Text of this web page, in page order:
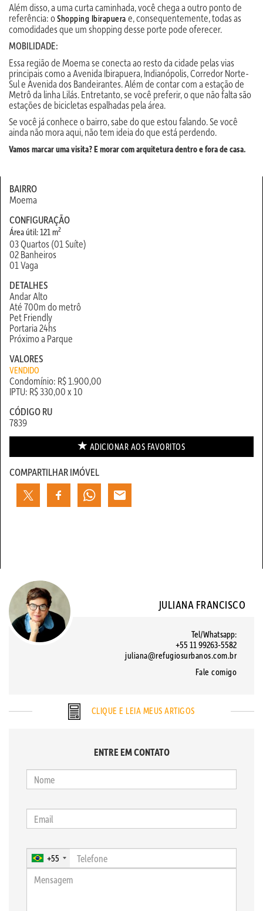
Além disso, a uma curta caminhada, você chega a outro ponto de
referência: oShopping Ibirapuera e, consequentemente, todas as
comodidades que um shopping desse porte pode oferecer.
MOBILIDADE:
Essa região de Moema se conecta ao resto da cidade pelas vias
principais como a Avenida Ibirapuera, Indianópolis, Corredor Norte-
Sul e Avenida dos Bandeirantes. Além de contar com a estação de
Metrô da linha Lilás. Entretanto, se você preferir, o que não falta são
estações de bicicletas espalhadas pela área.
Se você já conhece o bairro, sabe do que estou falando. Se você
ainda não mora aqui, não tem ideia do que está perdendo.
Vamos marcar uma visita? E morar com arquitetura dentro e fora de casa.
BAIRRO
Moema
CONFIGURAÇÃO
Área útil: 121 m2
03 Quartos (01 Suíte)
02 Banheiros
01 Vaga
DETALHES
Andar Alto
Até 700m do metrô
Pet Friendly
Portaria 24hs
Próximo a Parque
VALORES
VENDIDO
Condomínio: R$ 1.900,00
IPTU: R$ 330,00 x 10
CÓDIGO RU
7839
ADICIONAR AOS FAVORITOS
COMPARTILHAR IMÓVEL
JULIANA FRANCISCO
Tel/Whatsapp:
+55 11 99263-5582
juliana@refugiosurbanos.com.br
Fale comigo
CLIQUE E LEIA MEUS ARTIGOS
ENTRE EM CONTATO
+55